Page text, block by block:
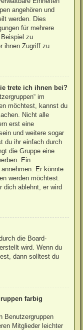
angehören und
werden. Dies
für mehrere
zu
ihnen Zugriff zu
trete ich ihnen bei?
im
möchtest, kannst du
Nicht alle
erst eine
und weitere sogar
du ihr einfach durch
die Gruppe eine
Ein
Er könnte
werden möchtest.
dich ablehnt, er wird
die Board-
wird. Wenn du
dann solltest du
farbig
Benutzergruppen
Mitglieder leichter